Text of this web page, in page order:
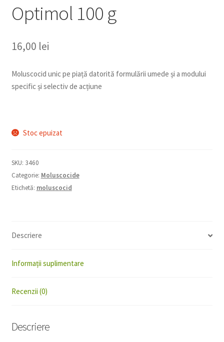
Optimol 100 g
16,00 lei
Moluscocid unic pe piață datorită formulării umede și a modului
specific și selectiv de acțiune
Stoc epuizat
SKU: 3460
Categorie: Moluscocide
Etichetă: moluscocid
Descriere
Informații suplimentare
Recenzii (0)
Descriere